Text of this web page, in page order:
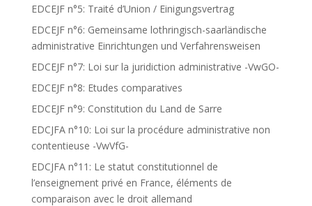
EDCEJF n°5: Traité d’Union / Einigungsvertrag
EDCEJF n°6: Gemeinsame lothringisch-saarländische
administrative Einrichtungen und Verfahrensweisen
EDCEJF n°7: Loi sur la juridiction administrative -VwGO-
EDCEJF n°8: Etudes comparatives
EDCEJF n°9: Constitution du Land de Sarre
EDCJFA n°10: Loi sur la procédure administrative non
contentieuse -VwVfG-
EDCJFA n°11: Le statut constitutionnel de
l’enseignement privé en France, éléments de
comparaison avec le droit allemand